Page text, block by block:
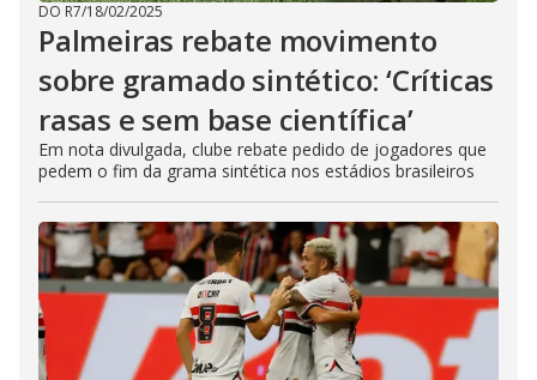
DO R7/18/02/2025
Palmeiras rebate movimento
sobre gramado sintético: ‘Críticas
rasas e sem base científica’
Em nota divulgada, clube rebate pedido de jogadores que
pedem o fim da grama sintética nos estádios brasileiros